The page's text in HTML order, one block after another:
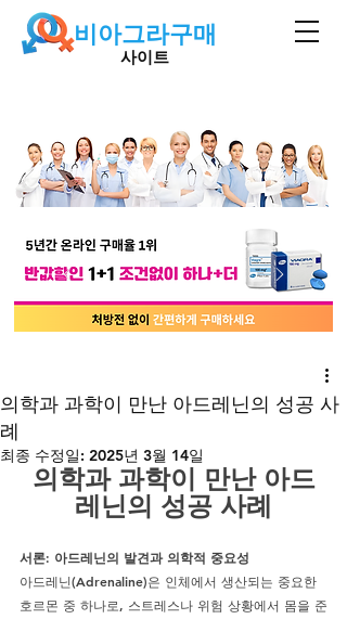
비아그라구매
사이트
의학과 과학이 만난 아드레닌의 성공 사
례
최종 수정일: 2025년 3월 14일
의학과 과학이 만난 아드
레닌의 성공 사례
서론: 아드레닌의 발견과 의학적 중요성
아드레닌(Adrenaline)은 인체에서 생산되는 중요한
호르몬 중 하나로, 스트레스나 위험 상황에서 몸을 준